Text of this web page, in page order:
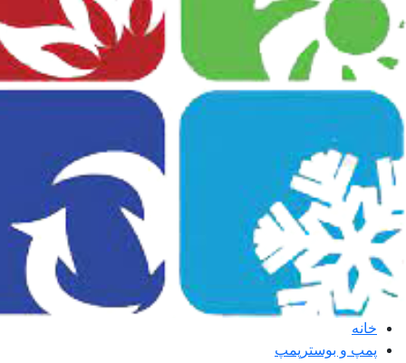
خانه
پمپ و بوسترپمپ